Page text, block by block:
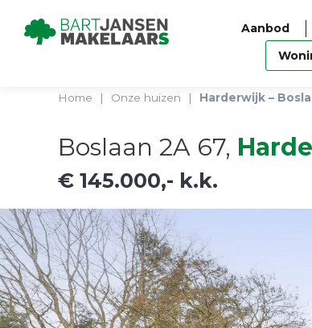
Aanbod
Home | Onze huizen | Harderwijk –
Boslaan 2A 67,
€ 145.000,- k.k.